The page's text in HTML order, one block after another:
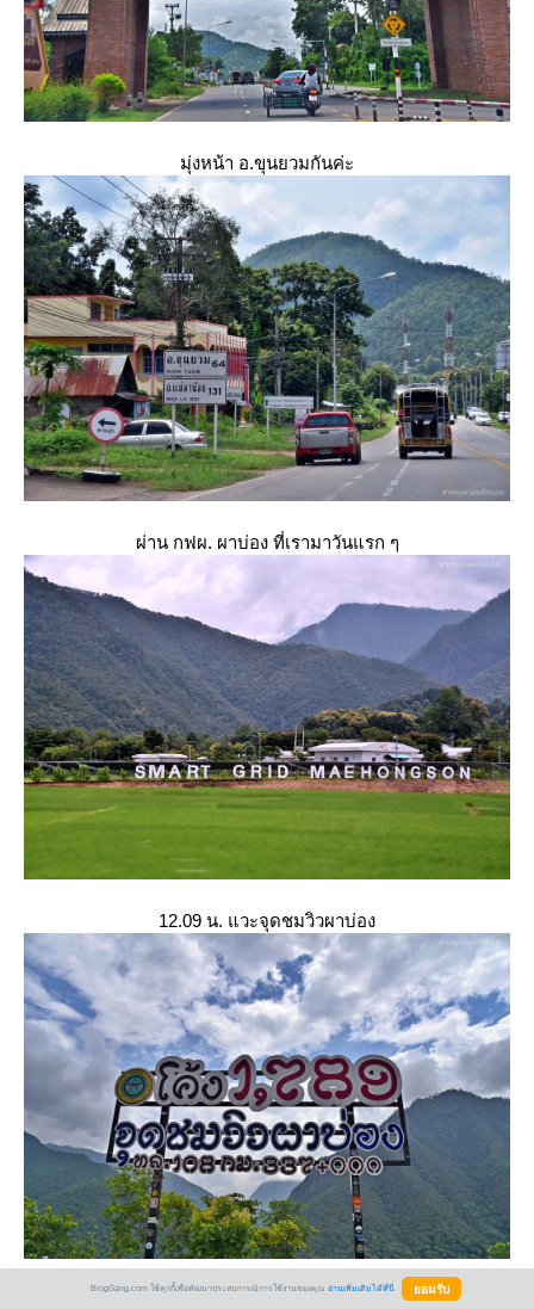
มุ่งหน้า อ.ขุนยวมกันค่ะ
ผ่าน กฟผ. ผาบ่อง ที่เรามาวันแรก ๆ
12.09 น. แวะจุดชมวิวผาบ่อง
BlogGang.com ใช้คุกกี้เพื่อพัฒนาประสบการณ์การใช้งานของคุณ อ่านเพิ่มเติมได้ที่นี่